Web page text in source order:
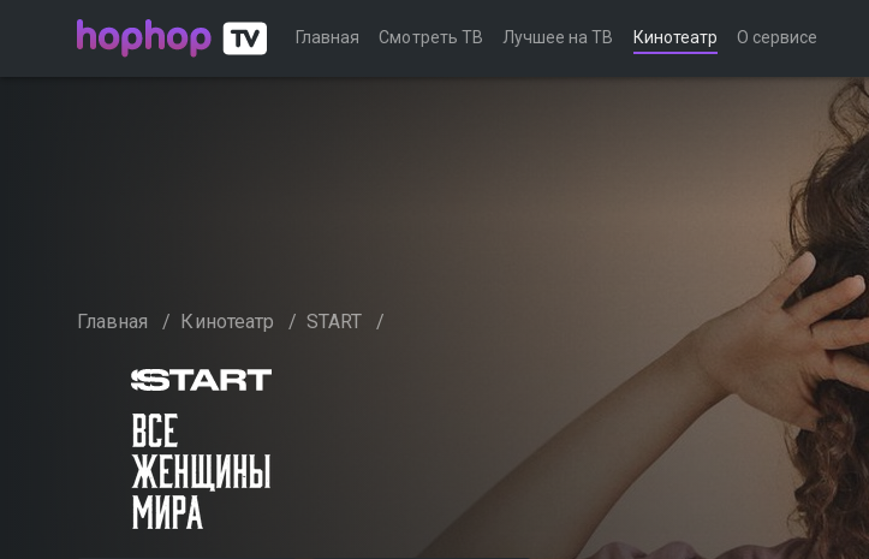
Главная Смотреть ТВ Лучшее на ТВ Кинотеатр О сервисе
Главная / Кинотеатр / START /